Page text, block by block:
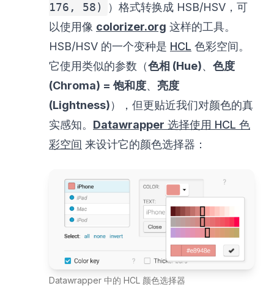
176, 58)
）格式转换成 HSB/HSV，可
以使用像 colorizer.org 这样的工具。
HSB/HSV 的一个变种是 HCL 色彩空间。
它使用类似的参数（色相 (Hue)、 色度
(Chroma) = 饱和度、 亮度
(Lightness)），但更贴近我们对颜色的真
实感知。 Datawrapper 选择使用 HCL 色
彩空间 来设计它的颜色选择器：
Datawrapper 中的 HCL 颜色选择器